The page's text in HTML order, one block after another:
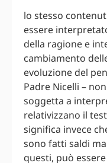
lo stesso
essere
della ragione e
cambiamento
evoluzione del
Padre Nicelli –
soggetta a
relativizzano il
significa invece
sono fatti saldi
questi, può